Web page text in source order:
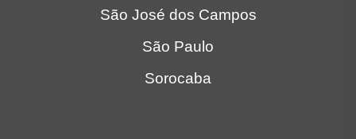
São José dos Campos
São Paulo
Sorocaba